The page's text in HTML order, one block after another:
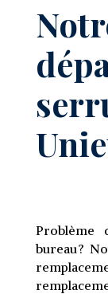
bureau ?